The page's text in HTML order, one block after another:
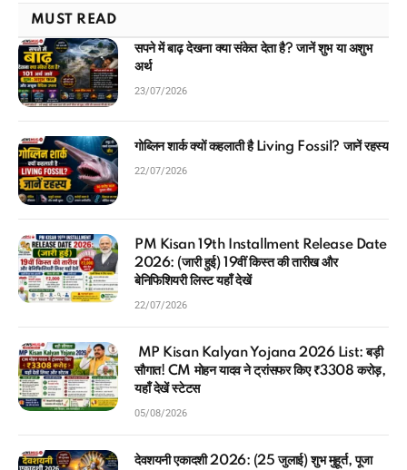
MUST READ
सपने में बाढ़ देखना क्या संकेत देता है? जानें शुभ या अशुभ
अर्थ
23/07/2026
गोब्लिन शार्क क्यों कहलाती है Living Fossil? जानें रहस्य
22/07/2026
PM Kisan 19th Installment Release Date
2026: (जारी हुई) 19वीं किस्त की तारीख और
बेनिफिशियरी लिस्ट यहाँ देखें
22/07/2026
MP Kisan Kalyan Yojana 2026 List: बड़ी
सौगात! CM मोहन यादव ने ट्रांसफर किए ₹3308 करोड़,
यहाँ देखें स्टेटस
05/08/2026
देवशयनी एकादशी 2026: (25 जुलाई) शुभ मुहूर्त, पूजा